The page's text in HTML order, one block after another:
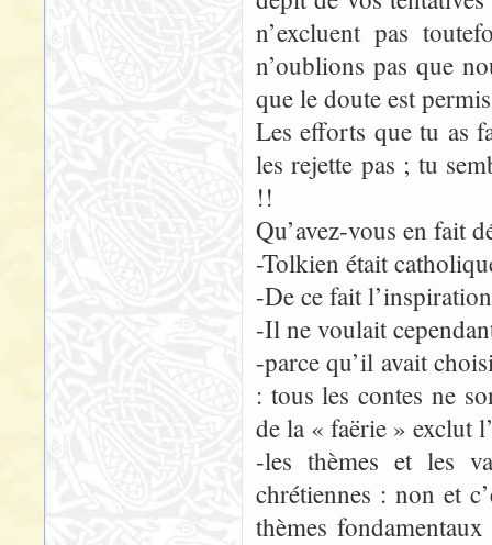
n’excluent pas
n’oublions pas que
que le doute est
Les efforts que tu as
les rejette pas ; tu
!!
Qu’avez-vous en fait
-Tolkien était
-De ce fait
-Il ne voulait
-parce qu’il avait
: tous les contes ne
de la « faërie » exclut
-les thèmes et les
chrétiennes : non et
thèmes